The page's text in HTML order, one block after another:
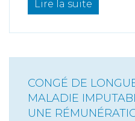
Lire la suite
CONGÉ DE
MALADIE
UNE